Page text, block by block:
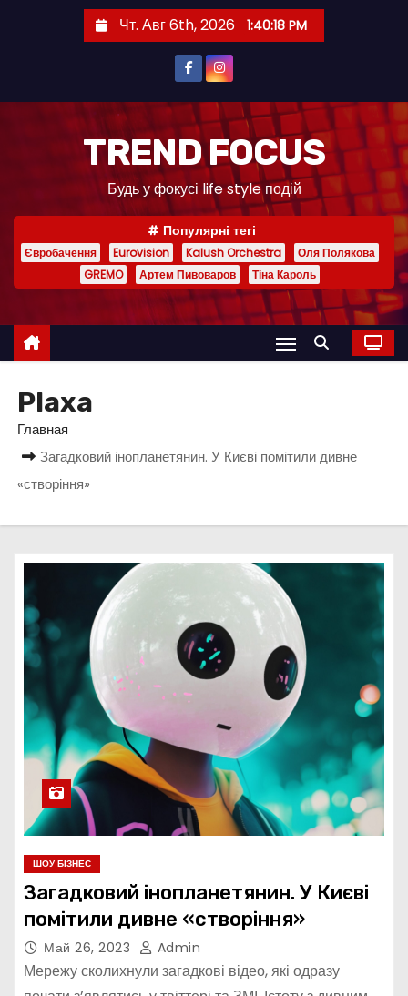
и
Чт. Авг 6th, 2026 1:40:18 PM
TREND FOCUS
Будь у фокусі life style подій
Популярні тегі
Євробачення Eurovision Kalush Orchestra
Оля Полякова
GREMO
Артем Пивоваров Тіна Кароль
Plaxa
Главная
Загадковий інопланетянин. У Києві помітили дивне
«створіння»
ШОУ БІЗНЕС
Загадковий інопланетянин. У Києві
помітили дивне «створіння»
Май 26, 2023 Admin
Мережу сколихнули загадкові відео, які одразу